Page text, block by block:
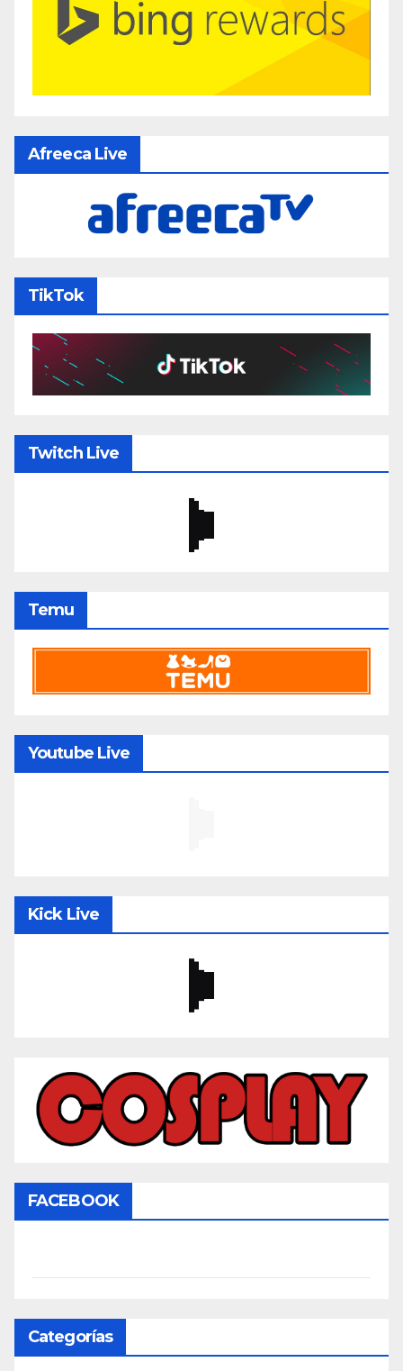
Afreeca Live
TikTok
Twitch Live
Temu
Youtube Live
Kick Live
FACEBOOK
Categorías